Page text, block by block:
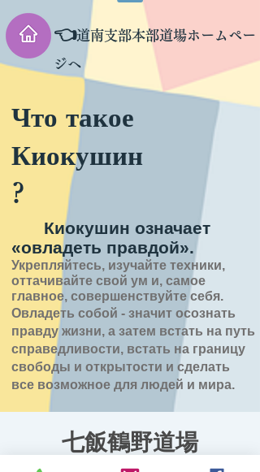
👈道南支部本部道場ホームペー
ジへ
Что такое
Киокушин
?
Киокушин означает
«овладеть правдой».
Укрепляйтесь, изучайте техники,
оттачивайте свой ум и, самое
главное, совершенствуйте себя.
Овладеть собой - значит осознать
правду жизни, а затем встать на путь
справедливости, встать на границу
свободы и открытости и сделать
все возможное для людей и мира.
七飯鶴野道場